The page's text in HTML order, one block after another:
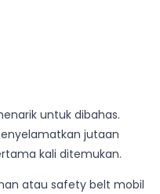
untuk dibahas.
jutaan
kali ditemukan.
atau safety belt mobil